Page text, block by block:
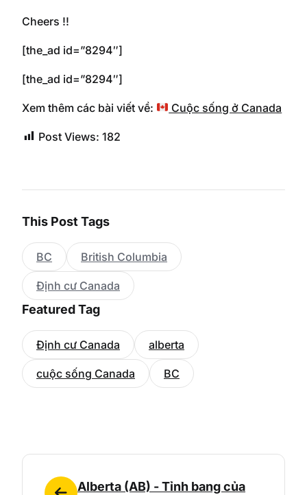
Cheers !!
[the_ad id=”8294″]
[the_ad id=”8294″]
Xem thêm các bài viết về: Cuộc sống ở Canada
Post Views: 182
This Post Tags
BC British Columbia
Định cư Canada
Featured Tag
Định cư Canada alberta
cuộc sống Canada BC
Alberta (AB) - Tỉnh bang của